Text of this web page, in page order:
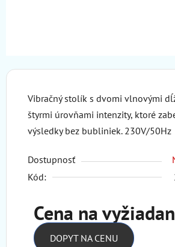
Vibračný stolík s dvomi vlnovými
štyrmi úrovňami intenzity, ktoré
výsledky bez bubliniek. 230V/50Hz
Dostupnosť
Kód:
Cena na
DOPYT NA CENU